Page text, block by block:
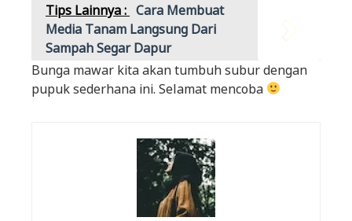
Tips Lainnya : Cara Membuat
Media Tanam Langsung Dari
Sampah Segar Dapur
Bunga mawar kita akan tumbuh subur dengan
pupuk sederhana ini. Selamat mencoba